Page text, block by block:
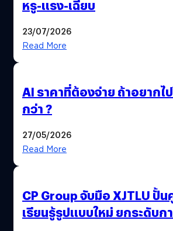
หรู-แรง-เฉียบ
23/07/2026
Read More
AI ราคาที่ต้องจ่าย ถ้าอยากไ
กว่า ?
27/05/2026
Read More
CP Group จับมือ XJTLU ปั้
เรียนรู้รูปแบบใหม่ ยกระดับก